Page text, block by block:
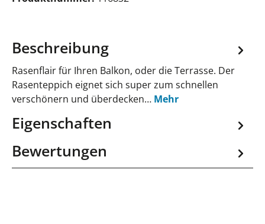
Beschreibung
Rasenflair für Ihren Balkon, oder die Terrasse. Der
Rasenteppich eignet sich super zum schnellen
verschönern und überdecken… Mehr
Eigenschaften
Bewertungen